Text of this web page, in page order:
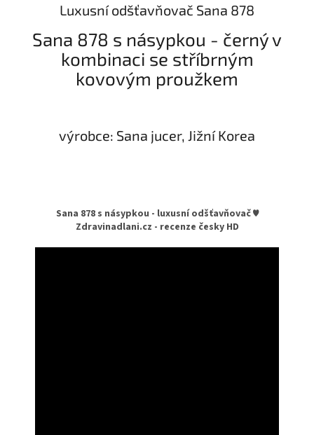
Luxusní odšťavňovač Sana 878
Sana 878 s násypkou - černý v
kombinaci se stříbrným
kovovým proužkem
výrobce: Sana jucer, Jižní Korea
Sana 878 s násypkou - luxusní odšťavňovač ♥
Zdravinadlani.cz - recenze česky HD